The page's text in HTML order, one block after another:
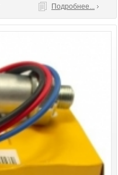
Подробнее...